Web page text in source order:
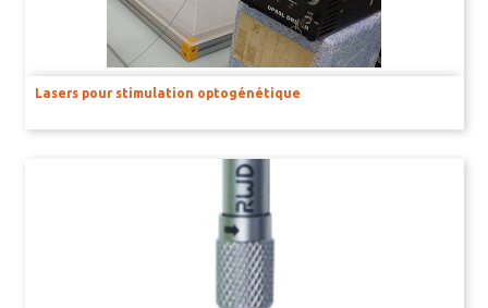
UNITÉ D’ACQUISITION DE SIGNAUX
Lasers pour stimulation optogénétique